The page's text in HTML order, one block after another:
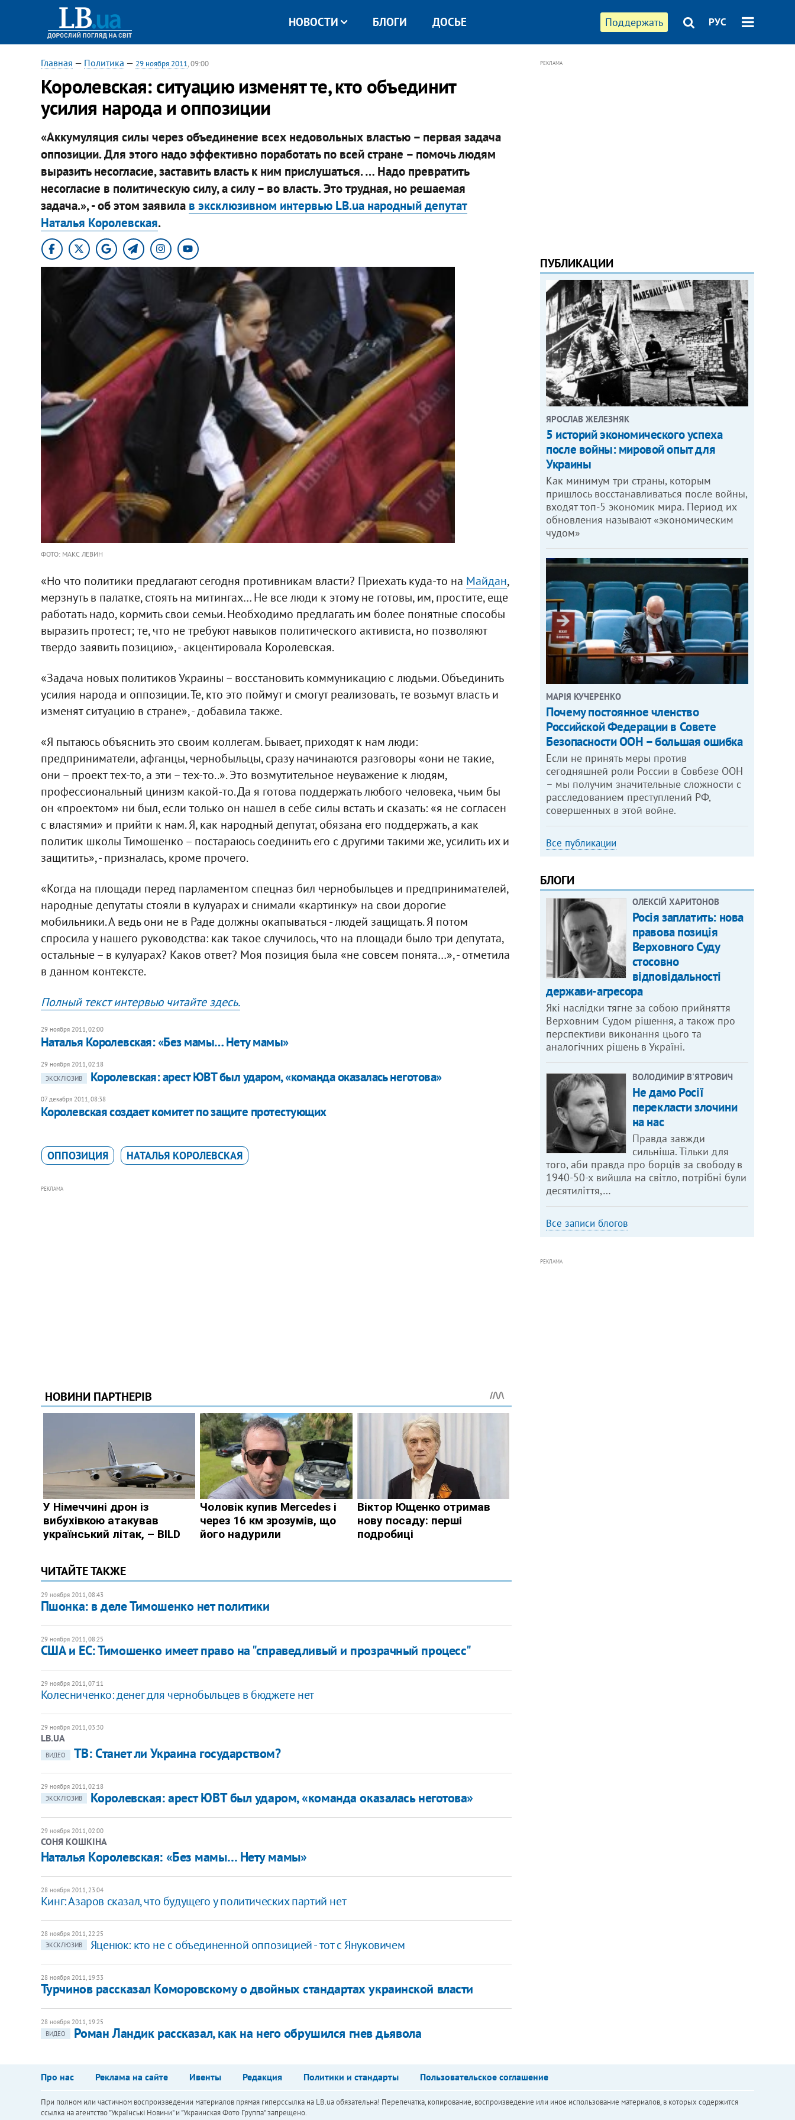
Поддержать РУС
НОВОСТИ БЛОГИ ДОСЬЕ
Главная — Политика — 29 ноября 2011, 09:00
Королевская: ситуацию изменят те, кто объединит
усилия народа и оппозиции
«Аккумуляция силы через объединение всех недовольных властью – первая задача
оппозиции. Для этого надо эффективно поработать по всей стране – помочь людям
выразить несогласие, заставить власть к ним прислушаться. … Надо превратить
несогласие в политическую силу, а силу – во власть. Это трудная, но решаемая
задача.», - об этом заявила в эксклюзивном интервью LB.ua народный депутат
Наталья Королевская.
ФОТО: МАКС ЛЕВИН
«Но что политики предлагают сегодня противникам власти? Приехать куда-то на Майдан,
мерзнуть в палатке, стоять на митингах… Не все люди к этому не готовы, им, простите, еще
работать надо, кормить свои семьи. Необходимо предлагать им более понятные способы
выразить протест; те, что не требуют навыков политического активиста, но позволяют
твердо заявить позицию», - акцентировала Королевская.
«Задача новых политиков Украины – восстановить коммуникацию с людьми. Объединить
усилия народа и оппозиции. Те, кто это поймут и смогут реализовать, те возьмут власть и
изменят ситуацию в стране», - добавила также.
«Я пытаюсь объяснить это своим коллегам. Бывает, приходят к нам люди:
предприниматели, афганцы, чернобыльцы, сразу начинаются разговоры «они не такие,
они – проект тех-то, а эти – тех-то..». Это возмутительное неуважение к людям,
профессиональный цинизм какой-то. Да я готова поддержать любого человека, чьим бы
он «проектом» ни был, если только он нашел в себе силы встать и сказать: «я не согласен
с властями» и прийти к нам. Я, как народный депутат, обязана его поддержать, а как
политик школы Тимошенко – постараюсь соединить его с другими такими же, усилить их и
защитить», - призналась, кроме прочего.
«Когда на площади перед парламентом спецназ бил чернобыльцев и предпринимателей,
народные депутаты стояли в кулуарах и снимали «картинку» на свои дорогие
мобильники. А ведь они не в Раде должны окапываться - людей защищать. Я потом
спросила у нашего руководства: как такое случилось, что на площади было три депутата,
остальные – в кулуарах? Каков ответ? Моя позиция была «не совсем понята…», - отметила
в данном контексте.
Полный текст интервью читайте здесь.
29 ноября 2011, 02:00
Наталья Королевская: «Без мамы… Нету мамы»
29 ноября 2011, 02:18
ЭКСКЛЮЗИВ
Королевская: арест ЮВТ был ударом, «команда оказалась неготова»
07 декабря 2011, 08:38
Королевская создает комитет по защите протестующих
ОППОЗИЦИЯ НАТАЛЬЯ КОРОЛЕВСКАЯ
РЕКЛАМА
ЧИТАЙТЕ ТАКЖЕ
29 ноября 2011, 08:43
Пшонка: в деле Тимошенко нет политики
29 ноября 2011, 08:25
​США и ЕС: Тимошенко имеет право на "справедливый и прозрачный процесс"
29 ноября 2011, 07:11
​Колесниченко: денег для чернобыльцев в бюджете нет
29 ноября 2011, 03:30
LB.UA
ВИДЕО ТВ: Cтанет ли Украина государством?
29 ноября 2011, 02:18
ЭКСКЛЮЗИВ
Королевская: арест ЮВТ был ударом, «команда оказалась неготова»
29 ноября 2011, 02:00
СОНЯ КОШКІНА
Наталья Королевская: «Без мамы… Нету мамы»
28 ноября 2011, 23:04
Кинг: Азаров сказал, что будущего у политических партий нет
28 ноября 2011, 22:25
ЭКСКЛЮЗИВ
Яценюк: кто не с объединенной оппозицией - тот с Януковичем
28 ноября 2011, 19:33
Турчинов рассказал Коморовскому о двойных стандартах украинской власти
28 ноября 2011, 19:25
ВИДЕО
Роман Ландик рассказал, как на него обрушился гнев дьявола
РЕКЛАМА
ПУБЛИКАЦИИ
ЯРОСЛАВ ЖЕЛЕЗНЯК
5 историй экономического успеха
после войны: мировой опыт для
Украины
Как минимум три страны, которым
пришлось восстанавливаться после войны,
входят топ-5 экономик мира. Период их
обновления называют «экономическим
чудом»
МАРІЯ КУЧЕРЕНКО
​Почему постоянное членство
Российской Федерации в Совете
Безопасности ООН – большая ошибка
Если не принять меры против
сегодняшней роли России в Совбезе ООН
– мы получим значительные сложности с
расследованием преступлений РФ,
совершенных в этой войне.
Все публикации
БЛОГИ
ОЛЕКСІЙ ХАРИТОНОВ
Росія заплатить: нова
правова позиція
Верховного Суду
стосовно
відповідальності
держави-агресора
Які наслідки тягне за собою прийняття
Верховним Судом рішення, а також про
перспективи виконання цього та
аналогічних рішень в Україні.
ВОЛОДИМИР В'ЯТРОВИЧ
Не дамо Росії
перекласти злочини
на нас
Правда завжди
сильніша. Тільки для
того, аби правда про борців за свободу в
1940-50-х вийшла на світло, потрібні були
десятиліття,…
Все записи блогов
РЕКЛАМА
Про нас Реклама на сайте Ивенты Редакция Политики и стандарты Пользовательское соглашение
При полном или частичном воспроизведении материалов прямая гиперссылка на LB.ua обязательна! Перепечатка, копирование, воспроизведение или иное использование материалов, в которых содержится
ссылка на агентство "Українськi Новини" и "Украинская Фото Группа" запрещено.